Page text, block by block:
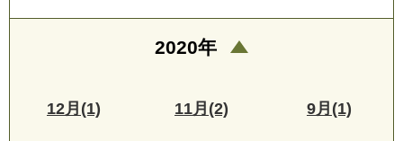
2020年
12月(1) 11月(2) 9月(1)